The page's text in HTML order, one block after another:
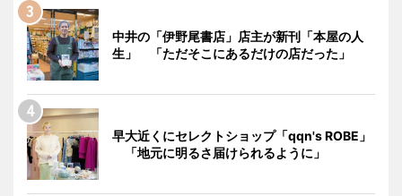
中井の「伊野尾書店」店主が新刊「本屋の人
生」 「ただそこにあるだけの店だった」
早大近くにセレクトショップ「qqn's ROBE」
「地元に明るさ届けられるように」